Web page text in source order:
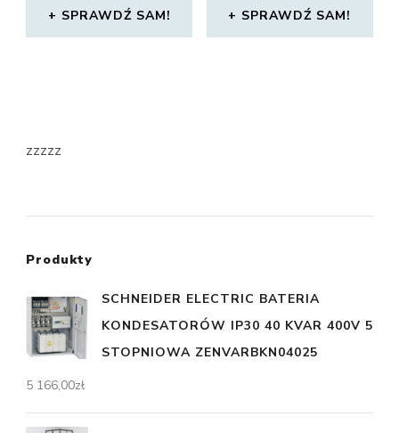
SPRAWDŹ SAM! SPRAWDŹ SAM!
zzzzz
Produkty
SCHNEIDER ELECTRIC BATERIA
KONDESATORÓW IP30 40 KVAR 400V 5
STOPNIOWA ZENVARBKN04025
5 166,00zł